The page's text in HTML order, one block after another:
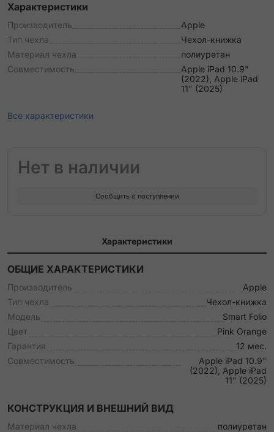
Характеристики
Производитель
Apple
Тип чехла
Чехол-книжка
Материал чехла
полиуретан
Совместимость
Apple iPad 10.9"
(2022), Apple iPad
11" (2025)
Все характеристики
Нет в наличии
Сообщить о поступлении
Характеристики
ОБЩИЕ ХАРАКТЕРИСТИКИ
Производитель
Apple
Тип чехла
Чехол-книжка
Модель
Smart Folio
Цвет
Pink Orange
Гарантия
12 мес.
Совместимость
Apple iPad 10.9"
(2022), Apple iPad
11" (2025)
КОНСТРУКЦИЯ И ВНЕШНИЙ ВИД
Материал чехла полиуретан